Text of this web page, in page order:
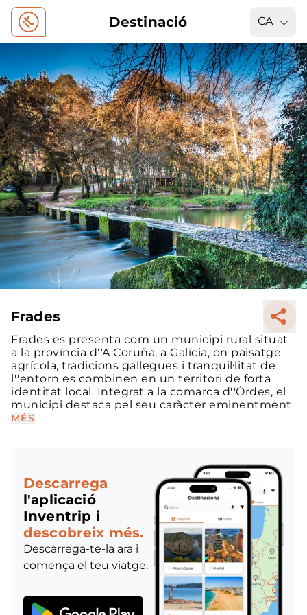
Destinació CA
Frades
Frades es presenta com un municipi rural situat
a la província d''A Coruña, a Galícia, on paisatge
agrícola, tradicions gallegues i tranquil·litat de
l''entorn es combinen en un territori de forta
identitat local. Integrat a la comarca d''Órdes, el
municipi destaca pel seu caràcter eminentment
MÉS
Descarrega
l'aplicació
Inventrip i
descobreix més.
Descarrega-te-la ara i
comença el teu viatge.